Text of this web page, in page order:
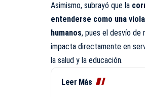
Asimismo, subrayó que la
entenderse como una
humanos, pues el desvío de
impacta directamente en
la salud y la educación.
Leer Más